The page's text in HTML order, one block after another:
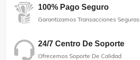
100% Pago Seguro
Garantizamos Transacciones Seguras
24/7 Centro De Soporte
Ofrecemos Soporte De Calidad